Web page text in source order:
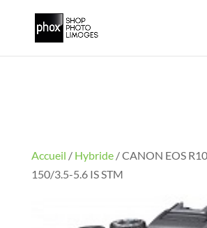
Accueil / Hybride/ CANON EOS
150/3.5-5.6 IS STM